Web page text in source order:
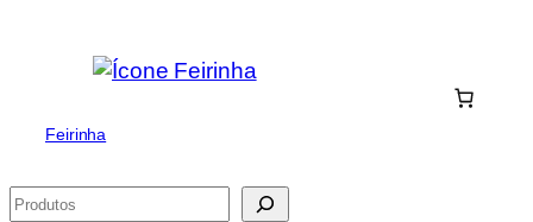
Feirinha
Pesquisar